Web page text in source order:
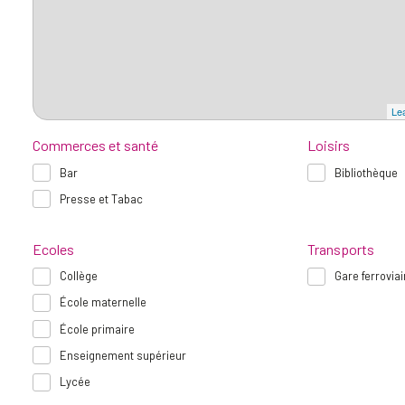
Commerces et santé
Bar
Presse et Tabac
Loisirs
Bibliothèque
Ecoles
Collège
École maternelle
École primaire
Enseignement supérieur
Lycée
Transports
Gare